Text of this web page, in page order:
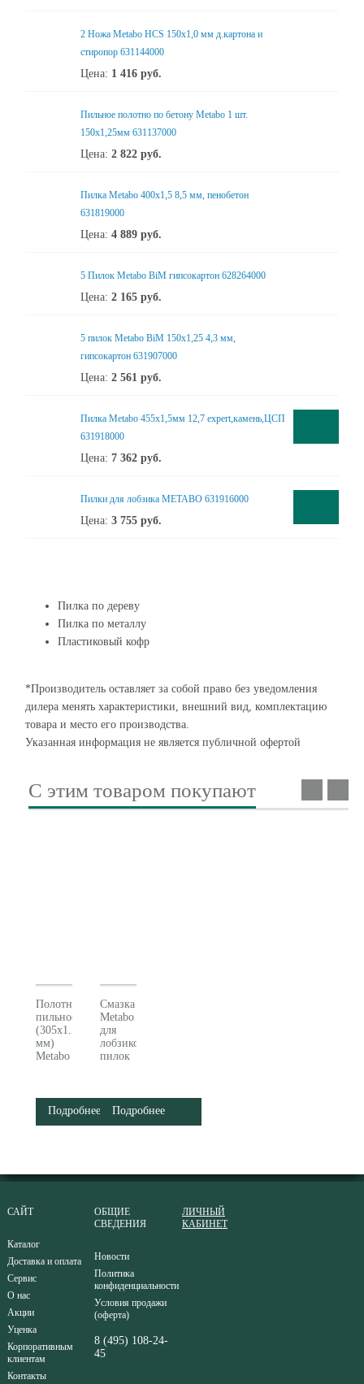
2 Ножа Metabo HCS 150x1,0 мм д.картона и
стиропор 631144000
Цена: 1 416 руб.
Пильное полотно по бетону Metabo 1 шт.
150х1,25мм 631137000
Цена: 2 822 руб.
Пилка Metabo 400x1,5 8,5 мм, пенобетон
631819000
Цена: 4 889 руб.
5 Пилок Metabo BiM гипсокартон 628264000
Цена: 2 165 руб.
5 пилок Metabo BiM 150x1,25 4,3 мм,
гипсокартон 631907000
Цена: 2 561 руб.
Пилка Metabo 455x1,5мм 12,7 expert,камень,ЦСП
631918000
Цена: 7 362 руб.
Пилки для лобзика METABO 631916000
Цена: 3 755 руб.
Пилка по дереву
Пилка по металлу
Пластиковый кофр
*Производитель оставляет за собой право без уведомления
дилера менять характеристики, внешний вид, комплектацию
товара и место его производства.
Указанная информация не является публичной офертой
С этим товаром покупают
Полотно
пильное
(305x1.5
мм)
Metabo
Подробнее
Смазка
Metabo
для
лобзиковых
пилок
Подробнее
САЙТ
Каталог
Доставка и оплата
Сервис
О нас
Акции
Уценка
Корпоративным
клиентам
Контакты
ОБЩИЕ
СВЕДЕНИЯ
Новости
Политика
конфиденциальности
Условия продажи
(оферта)
8 (495) 108-24-
45
ЛИЧНЫЙ
КАБИНЕТ